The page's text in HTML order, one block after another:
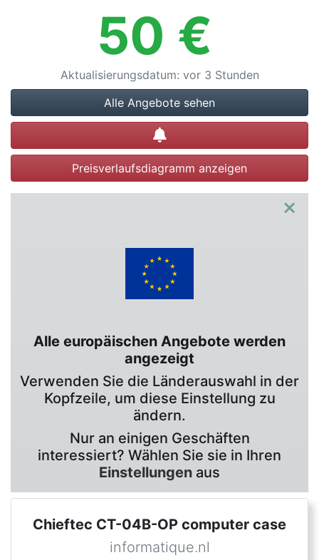
50 €
Aktualisierungsdatum: vor 3 Stunden
Alle Angebote sehen
Preisalarm setzen
Preisverlaufsdiagramm anzeigen
×
Alle europäischen Angebote werden
angezeigt
Verwenden Sie die Länderauswahl in der
Kopfzeile, um diese Einstellung zu
ändern.
Nur an einigen Geschäften
interessiert? Wählen Sie sie in Ihren
Einstellungen aus
Chieftec CT-04B-OP computer case
informatique.nl